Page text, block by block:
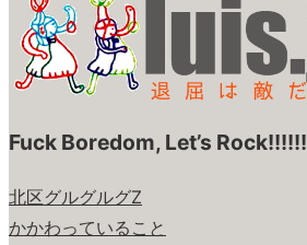
Fuck Boredom, Let’s Rock!!!!!!
北区グルグルグZ
かかわっていること